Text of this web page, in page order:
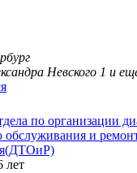
Невского 1 и
по организации
обслуживания и
лет